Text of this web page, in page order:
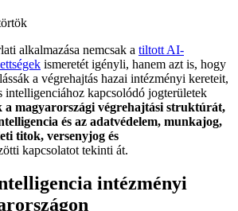
alkalmazása nemcsak a tiltott AI-
ismeretét igényli, hanem azt is, hogy
a végrehajtás hazai intézményi kereteit,
intelligenciához kapcsolódó jogterületek
a magyarországi végrehajtási struktúrát,
és az adatvédelem, munkajog,
titok, versenyjog és
kapcsolatot tekinti át.
intézményi